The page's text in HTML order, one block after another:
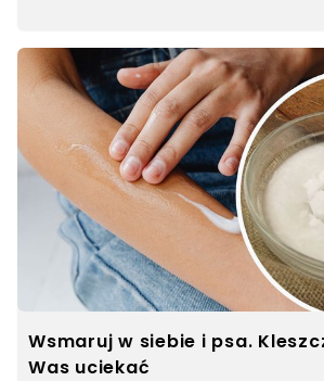
Wsmaruj w siebie i psa.
Was uciekać